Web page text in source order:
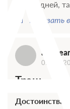
Санаторно-
Требуется
много дней,
Показать
05 мая
Трэш
Достоинства